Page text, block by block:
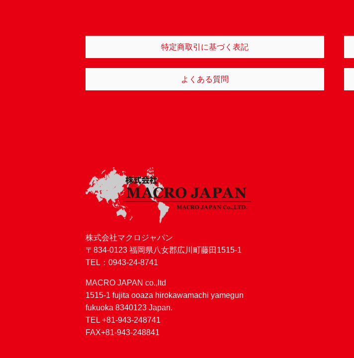
特定商取引に基づく表記
よくある質問
株式会社マクロジャパン
〒834-0123 福岡県八女郡広川町藤田1515-1
TEL：0943-24-8741
MACRO JAPAN co.,ltd
1515-1 fujita ooaza hirokawamachi yamegun
fukuoka 8340123 Japan.
TEL +81-943-248741
FAX+81-943-248841